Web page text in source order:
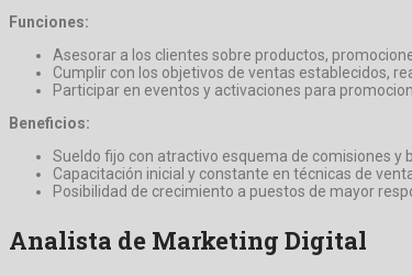
Funciones:
Asesorar a los clientes sobre productos,
Cumplir con los objetivos de ventas establecidos,
Participar en eventos y activaciones para
Beneficios:
Sueldo fijo con atractivo esquema de comisiones y
Capacitación inicial y constante en técnicas de
Posibilidad de crecimiento a puestos de mayor
Analista de Marketing Digital